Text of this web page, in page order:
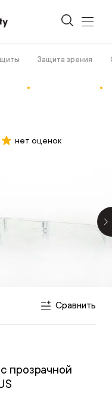
Защита зрения
нет оценок
Сравнить
прозрачной